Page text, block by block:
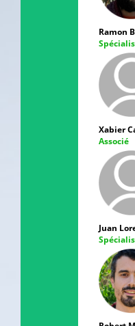
Ramon
Xabier
Associé
Juan